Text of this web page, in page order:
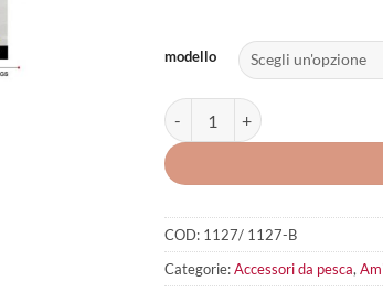
modello
VINCENT SPECIALE MARE
COD: 1127/ 1127-B
Categorie:Accessori da pesca,